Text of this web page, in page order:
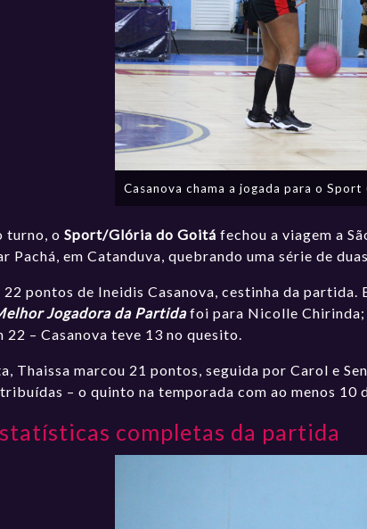
Casanova chama a jogada para o Sport
turno, oSport/Glória do Goitá fechou a viagem a
Pachá, em Catanduva, quebrando uma série de
pontos de Ineidis Casanova, cestinha da
Jogadora da Partidafoi para Nicolle Chirinda;
– Casanova teve 13 no quesito.
Thaissa marcou 21 pontos, seguida por Carol e
– o quinto na temporada com ao menos 10
completas da partida